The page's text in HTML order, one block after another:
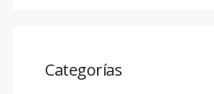
Categorías